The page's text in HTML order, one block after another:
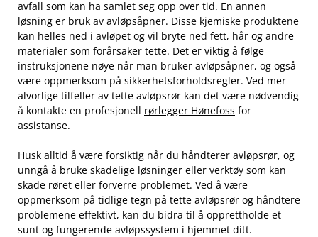
‌avfall som kan ha ⁣samlet seg opp over tid. En ​annen⁣
løsning er bruk av ‌avløpsåpner. ​Disse kjemiske​ produktene
kan helles ned i avløpet og vil bryte ned fett, hår og andre
⁣materialer som forårsaker tette. Det er ⁤viktig å følge‌
instruksjonene nøye når man⁤ bruker avløpsåpner, og også
være oppmerksom på sikkerhetsforholdsregler. ‍Ved mer
alvorlige ‌tilfeller⁤ av tette avløpsrør kan det ⁣være nødvendig
å kontakte en profesjonell rørlegger Hønefoss for‍
assistanse.
Husk alltid å være forsiktig når du håndterer⁢ avløpsrør, og
unngå å bruke skadelige løsninger ⁤eller verktøy som‌ kan
skade røret‌ eller forverre problemet. Ved å være
oppmerksom på⁤ tidlige‍ tegn på tette avløpsrør⁣ og håndtere
problemene effektivt,⁤ kan du bidra til å opprettholde et
sunt og fungerende‌ avløpssystem​ i ⁢hjemmet⁤ ditt.